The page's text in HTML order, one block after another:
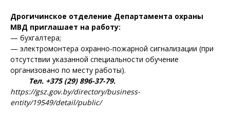
Газета
"Драгічынскі Веснік"
Дрогичинское отделение Департамента охраны
МВД приглашает на работу:
— бухгалтера;
— электромонтера охранно-пожарной сигнализации (при
отсутствии указанной специальности обучение
организовано по месту работы).
Тел. +375 (29) 896-37-79.
https://gsz.gov.by/directory/business-
entity/19549/detail/public/